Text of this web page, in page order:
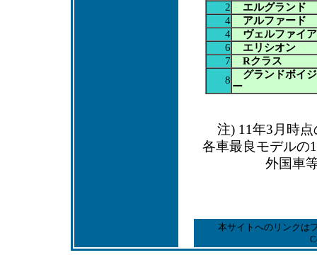
2
エルグランド
4
アルファード
4
ヴェルファイア
6
エリシオン
7
Rクラス
8
グランドボイ
ー
注) 11年3月時
各車最良モデルの
外国車
本サイトへのリンクは